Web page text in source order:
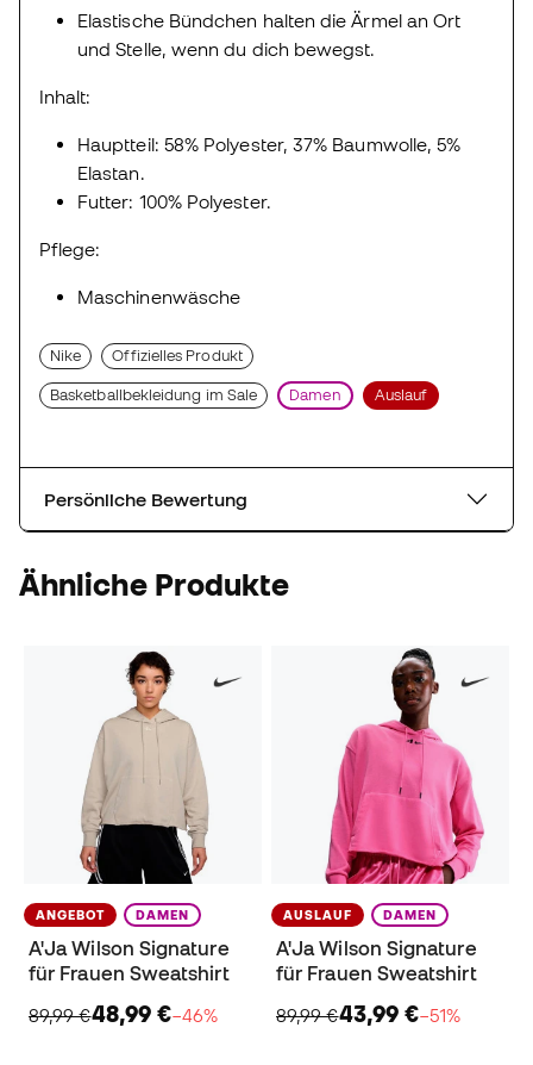
Elastische Bündchen halten die Ärmel an Ort
und Stelle, wenn du dich bewegst.
Inhalt:
Hauptteil: 58% Polyester, 37% Baumwolle, 5%
Elastan.
Futter: 100% Polyester.
Pflege:
Maschinenwäsche
Nike Offizielles Produkt
Basketballbekleidung im Sale Damen Auslauf
Persönliche Bewertung
Ähnliche Produkte
ANGEBOT DAMEN
A'Ja Wilson Signature
für Frauen Sweatshirt
89,99 €48,99 €−46%
AUSLAUF DAMEN
A'Ja Wilson Signature
für Frauen Sweatshirt
89,99 €43,99 €−51%